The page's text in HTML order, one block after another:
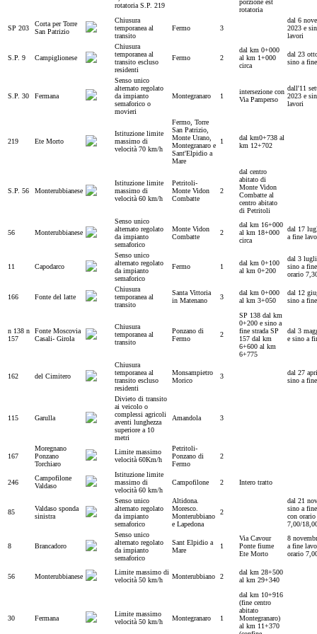
rotatoria S.P. 219
porzione est
rotatoria
SP 203
Corta per Torre
San Patrizio
Chiusura
temporanea al
transito
Fermo 3
dal 6
2023 e
lavori
S.P. 9 Campiglionese
Chiusura
temporanea al
transito escluso
residenti
Fermo 2
dal km 0+000
al km 1+000
circa
dal 23
sino a
S.P. 30 Fermana
Senso unico
alternato regolato
da impianto
semaforico o
movieri
Montegranaro 1
intersezione con
Via Pamperso
dall'11
2023 e
lavori
219 Ete Morto
Istituzione limite
massimo di
velocità 70 km/h
Fermo, Torre
San Patrizio,
Monte Urano,
Montegranaro e
Sant'Elpidio a
Mare
1
dal km0+738 al
km 12+702
S.P. 56 Monterubbianese
Istituzione limite
massimo di
velocità 60 km/h
Petritoli-
Monte Vidon
Combatte
2
dal centro
abitato di
Monte Vidon
Combatte al
centro abitato
di Petritoli
56 Monterubbianese
Senso unico
alternato regolato
da impianto
semaforico
Monte Vidon
Combatte
2
dal km 16+000
al km 18+000
circa
dal 17
a fine
11 Capodarco
Senso unico
alternato regolato
da impianto
semaforico
Fermo 1
dal km 0+100
al km 0+200
dal 3
sino a
orario
166 Fonte del latte
Chiusura
temporanea al
transito
Santa Vittoria
in Matenano
3
dal km 0+000
al km 3+050
dal 12
sino a
n 138 n
157
Fonte Moscovia
Casali- Girola
Chiusura
temporanea al
transito
Ponzano di
Fermo
2
SP 138 dal km
0+200 e sino a
fine strada SP
157 dal km
6+600 al km
6+775
dal 3
e sino a
162 del Cimitero
Chiusura
temporanea al
transito escluso
residenti
Monsampietro
Morico
3
dal 27
sino a
115 Garulla
Divieto di transito
ai veicolo o
complessi agricoli
aventi lunghezza
superiore a 10
metri
Amandola 3
167
Moregnano
Ponzano
Torchiaro
Limite massimo
velocità 60Km/h
Petritoli-
Ponzano di
Fermo
2
246
Campofilone
Valdaso
Istituzione limite
massimo di
velocità 60 km/h
Campofilone 2 Intero tratto
85
Valdaso sponda
sinistra
Senso unico
alternato regolato
da impianto
semaforico
Altidona.
Moresco.
Monterubbiano
e Lapedona
2
dal 21
sino a
con orario
7,00/
8 Brancadoro
Senso unico
alternato regolato
da impianto
semaforico
Sant Elpidio a
Mare
1
Via Cavour
Ponte fiume
Ete Morto
8
a fine
orario
56 Monterubbianese
Limite massimo di
velocità 50 km/h
Monterubbiano 2
dal km 28+500
al km 29+340
30 Fermana
Limite massimo
velocità 50 km/h
Montegranaro 1
dal km 10+916
(fine centro
abitato
Montegranaro)
al km 11+370